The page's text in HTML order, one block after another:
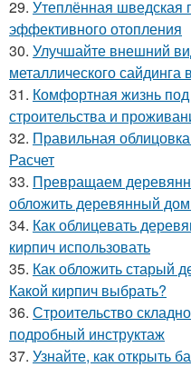
29. Утеплённая шведская
эффективного отопления
30. Улучшайте внешний
металлического сайдинга
31. Комфортная жизнь
строительства и
32. Правильная
Расчет
33. Превращаем
обложить деревянный
34. Как облицевать
кирпич использовать
35. Как обложить старый
Какой кирпич выбрать?
36. Строительство
подробный инструктаж
37. Узнайте, как открыть